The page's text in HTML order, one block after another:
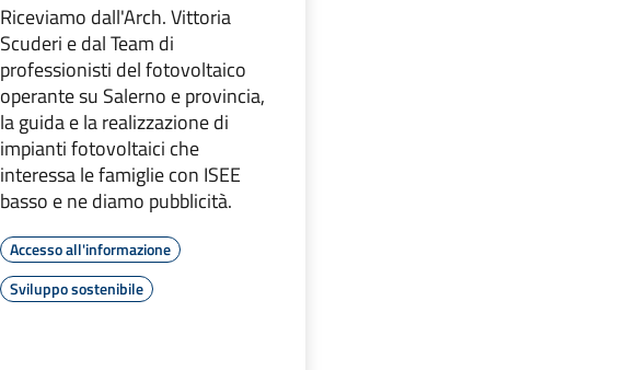
Riceviamo dall'Arch. Vittoria
Scuderi e dal Team di
professionisti del fotovoltaico
operante su Salerno e provincia,
la guida e la realizzazione di
impianti fotovoltaici che
interessa le famiglie con ISEE
basso e ne diamo pubblicità.
Accesso all'informazione
Sviluppo sostenibile